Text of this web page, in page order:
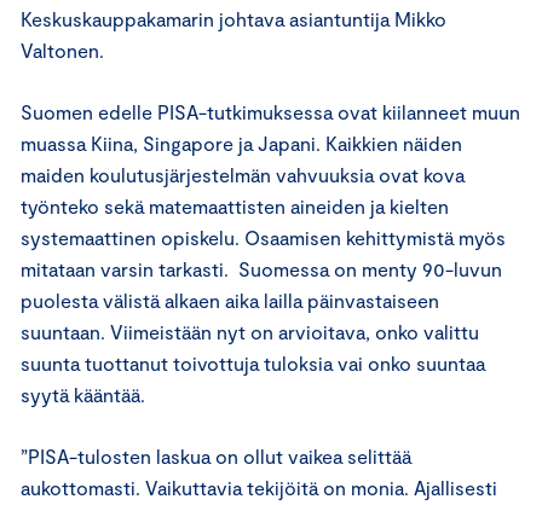
Keskuskauppakamarin johtava asiantuntija Mikko
Valtonen.
Suomen edelle PISA-tutkimuksessa ovat kiilanneet muun
muassa Kiina, Singapore ja Japani. Kaikkien näiden
maiden koulutusjärjestelmän vahvuuksia ovat kova
työnteko sekä matemaattisten aineiden ja kielten
systemaattinen opiskelu. Osaamisen kehittymistä myös
mitataan varsin tarkasti. Suomessa on menty 90-luvun
puolesta välistä alkaen aika lailla päinvastaiseen
suuntaan. Viimeistään nyt on arvioitava, onko valittu
suunta tuottanut toivottuja tuloksia vai onko suuntaa
syytä kääntää.
”PISA-tulosten laskua on ollut vaikea selittää
aukottomasti. Vaikuttavia tekijöitä on monia. Ajallisesti